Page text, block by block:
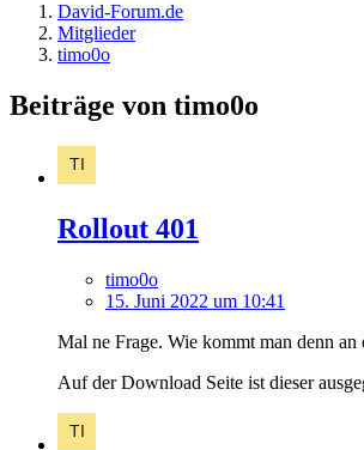
David-Forum.de
Mitglieder
timo0o
Beiträge von timo0o
Rollout 401
timo0o
15. Juni 2022 um 10:41
Mal ne Frage. Wie kommt man denn an
Auf der Download Seite ist dieser